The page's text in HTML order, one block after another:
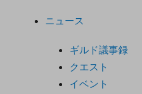
ニュース
ギルド議事録
クエスト
イベント